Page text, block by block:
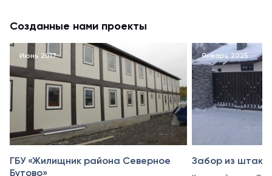
Созданные нами проекты
Июнь 2017
ГБУ «Жилищник района Северное
Бутово»
Январь 2025
Забор из